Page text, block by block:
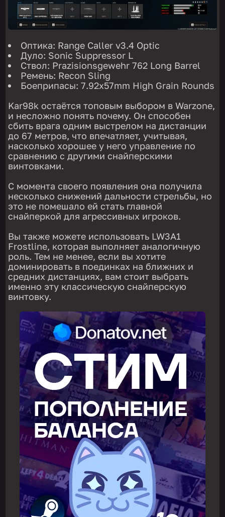
Оптика: Range Caller v3.4 Optic
Дуло: Sonic Suppressor L
Ствол: Prazisionsgewehr 762 Long Barrel
Ремень: Recon Sling
Боеприпасы: 7.92x57mm High Grain Rounds
Kar98k остаётся топовым выбором в Warzone,
и несложно понять почему. Он способен
сбить врага одним выстрелом на дистанции
до 67 метров, что впечатляет, учитывая,
насколько хорошее у него управление по
сравнению с другими снайперскими
винтовками.
С момента своего появления она получила
несколько снижений дальности стрельбы, но
это не помешало ей стать главной
снайперкой для агрессивных игроков.
Вы также можете использовать LW3A1
Frostline, которая выполняет аналогичную
роль. Тем не менее, если вы хотите
доминировать в поединках на ближних и
средних дистанциях, вам стоит выбрать
именно эту классическую снайперскую
винтовку.